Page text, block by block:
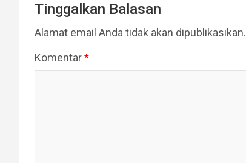
Tinggalkan Balasan
Alamat email Anda tidak akan dipublikasikan.
Komentar*